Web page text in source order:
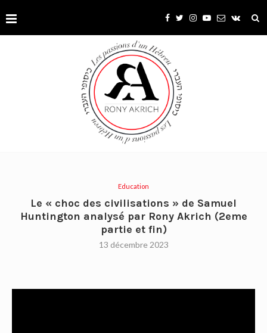
Education
Le « choc des civilisations » de Samuel
Huntington analysé par Rony Akrich (2eme
partie et fin)
13 décembre 2023